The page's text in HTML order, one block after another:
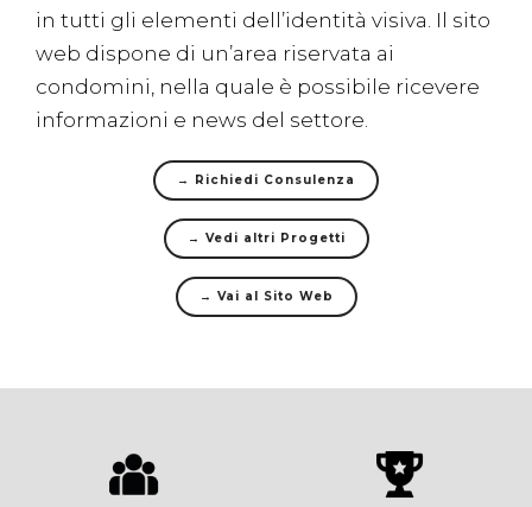
in tutti gli elementi dell’identità visiva. Il sito
web dispone di un’area riservata ai
condomini, nella quale è possibile ricevere
informazioni e news del settore.
→ Richiedi Consulenza
→ Vedi altri Progetti
→ Vai al Sito Web